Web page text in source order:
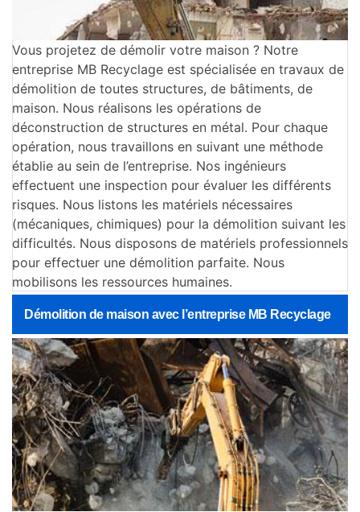
Vous projetez de démolir votre maison ? Notre
entreprise MB Recyclage est spécialisée en travaux de
démolition de toutes structures, de bâtiments, de
maison. Nous réalisons les opérations de
déconstruction de structures en métal. Pour chaque
opération, nous travaillons en suivant une méthode
établie au sein de l’entreprise. Nos ingénieurs
effectuent une inspection pour évaluer les différents
risques. Nous listons les matériels nécessaires
(mécaniques, chimiques) pour la démolition suivant les
difficultés. Nous disposons de matériels professionnels
pour effectuer une démolition parfaite. Nous
mobilisons les ressources humaines.
Démolition de maison avec l’entreprise MB Recyclage